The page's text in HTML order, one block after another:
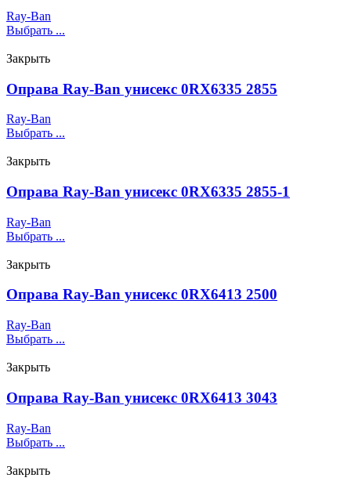
Ray-Ban
Выбрать ...
Закрыть
Оправа Ray-Ban унисекс 0RX6335 2855
Ray-Ban
Выбрать ...
Закрыть
Оправа Ray-Ban унисекс 0RX6335 2855-1
Ray-Ban
Выбрать ...
Закрыть
Оправа Ray-Ban унисекс 0RX6413 2500
Ray-Ban
Выбрать ...
Закрыть
Оправа Ray-Ban унисекс 0RX6413 3043
Ray-Ban
Выбрать ...
Закрыть